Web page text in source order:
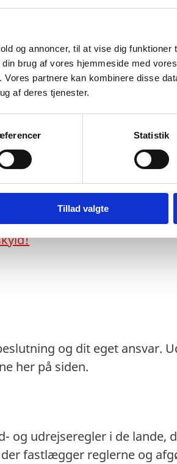
og annoncer, til at vise dig funktioner
brug af vores hjemmeside med
partnere kan kombinere disse
af deres tjenester.
Statistik
Tillad valgte
og dit eget ansvar.
her på siden.
og udrejseregler i de lande,
fastlægger reglerne og